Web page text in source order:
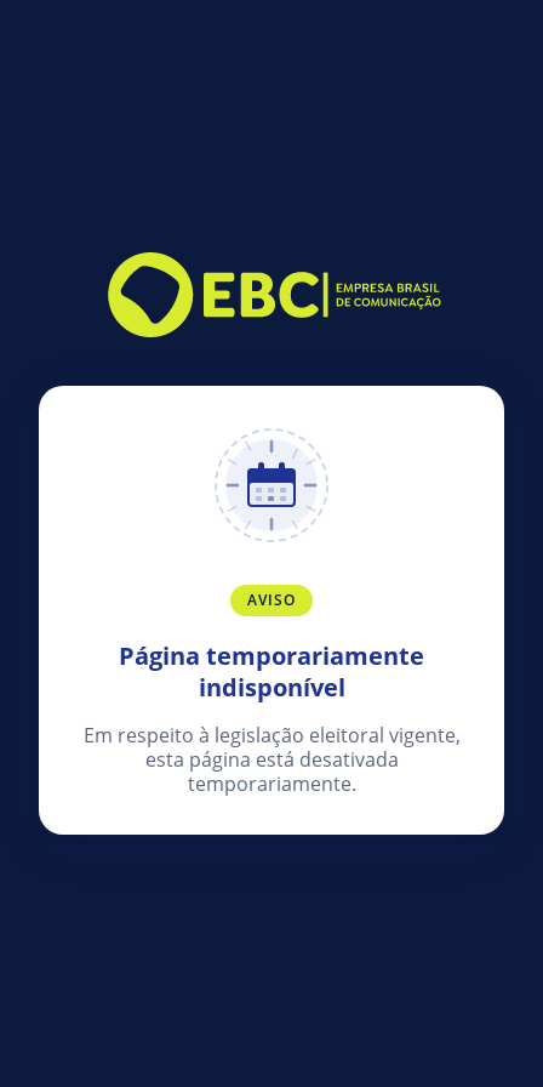
AVISO
Página temporariamente
indisponível
Em respeito à legislação eleitoral vigente,
esta página está desativada
temporariamente.